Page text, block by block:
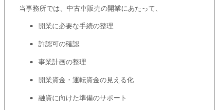
当事務所では、中古車販売の開業にあたって、
開業に必要な手続の整理
許認可の確認
事業計画の整理
開業資金・運転資金の見える化
融資に向けた準備のサポート